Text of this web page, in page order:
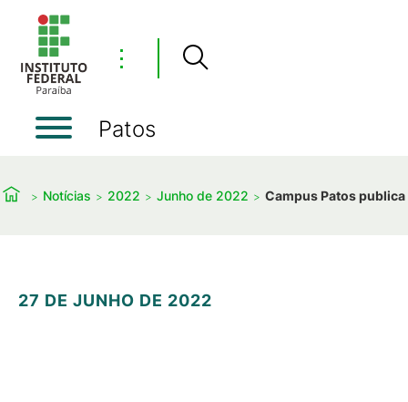
⋮
Patos
Notícias 2022 Junho de 2022 Campus Patos
27 DE JUNHO DE 2022